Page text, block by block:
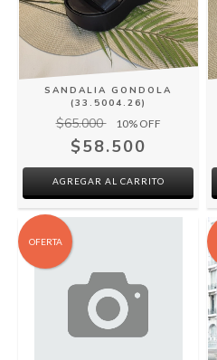
SANDALIA GONDOLA
(33.5004.26)
$65.000 10% OFF
$58.500
AGREGAR AL CARRITO
OFERTA